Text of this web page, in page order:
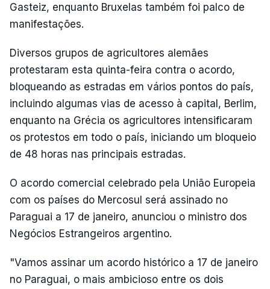
Gasteiz, enquanto Bruxelas também foi palco de
manifestações.
Diversos grupos de agricultores alemães
protestaram esta quinta-feira contra o acordo,
bloqueando as estradas em vários pontos do país,
incluindo algumas vias de acesso à capital, Berlim,
enquanto na Grécia os agricultores intensificaram
os protestos em todo o país, iniciando um bloqueio
de 48 horas nas principais estradas.
O acordo comercial celebrado pela União Europeia
com os países do Mercosul será assinado no
Paraguai a 17 de janeiro, anunciou o ministro dos
Negócios Estrangeiros argentino.
"Vamos assinar um acordo histórico a 17 de janeiro
no Paraguai, o mais ambicioso entre os dois